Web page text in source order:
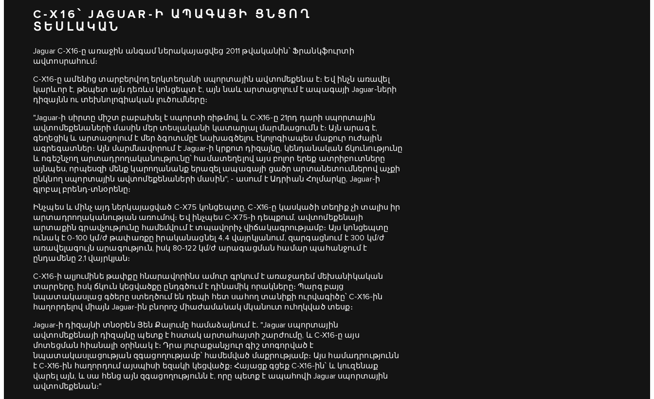
C‑X16՝ JAGUAR-Ի ԱՊԱԳԱՅԻ ՑՆՑՈՂ
ՏԵՍԼԱԿԱՆ
Jaguar C‑X16-ը առաջին անգամ ներակայացվեց 2011 թվականին՝ Ֆրանկֆուրտի
ավտոսրահում։
C‑X16-ը ամենից տարբերվող երկտեղանի սպորտային ավտոմեքենա է։ Եվ ինչն առավել
կարևոր է, թեպետ այն դեռևս կոնցեպտ է, այն նաև արտացոլում է ապագայի Jaguar-ների
դիզայնն ու տեխնոլոգիական լուծումները։
"Jaguar-ի սիրտը միշտ բաբախել է սպորտի ռիթմով, և C-X16-ը 21րդ դարի սպորտային
ավտոմեքենաների մասին մեր տեսլականի կատարյալ մարմնացումն է։ Այն արագ է,
գեղեցիկ և արտացոլում է մեր ձգոտւմըէ նախագծելու էկոլոգիապես մաքուր ուժային
ագրեգատներ։ Այն մարմնավորում է Jaguar-ի կրքոտ դիզայնը, կենդանական ճկունությունը
և ոգեշնչող արտադրողականությունը՝ համատեղելով այս բոլոր երեք ատրիբուտները
այնպես, որպեսզի մենք կարողանանք երազել ապագայի ցածր արտանետումներով աչքի
ընկնող սպորտային ավտոմեքենաների մասին", - ասում է Ադրիան Հոլմարկը, Jaguar-ի
գլոբալ բրենդ-տնօրենը։
Ինչպես և մինչ այդ ներկայացված C‑X75 կոնցեպտը, C‑X16-ը կասկածի տեղիք չի տալիս իր
արտադրողականության առումով։ Եվ ինչպես C‑X75-ի դեպքում, ավտոմեքենայի
արտաքին գրավչությունը համեմվում է տպավորիչ վիճակագրությամբ։ Այս կոնցեպտը
ունակ է 0-100 կմ/ժ թափառքը իրականացնել 4,4 վայրկյանում, զարգացնում է 300 կմ/ժ
առավելագույն արագություն, իսկ 80-122 կմ/ժ արագացման համար պահանջում է
ընդամենը 2,1 վայրկյան։
C‑X16-ի ալյումինե թափքը հնարավորինս ամուր գրկում է առաջադեմ մեխանիկական
տարրերը, իսկ ճկուն կեցվածքը ընդգծում է դինամիկ որակները։ Պարզ բայց
նպատակասլաց գծերը ստեղծում են դեպի հետ սահող տանիքի ուրվագիծը՝ C‑X16-ին
հաղորդելով միայն Jaguar-ին բնորոշ միաժամանակ մկանուտ ուհղկված տեսք։
Jaguar-ի դիզայնի տնօրեն Յեն Քալումը համաձայնում է․ "Jaguar սպորտային
ավտոմեքենայի դիզայնը պետք է հստակ արտահայտի շարժումը, և C-X16-ը այս
մոտեցման հիանալի օրինակ է։ Դրա յուրաքանչյուր գիշ տոգորված է
նպատակասլացության զգացողությամբ՝ համեմված մաքրությամբ։ Այս համադրությունն
է C-X16-ին հաղորդում այսպիսի եզակի կեցվածք։ Հայացք գցեք C-X16-ին՝ և կուզենաք
վարել այն, և սա հենց այն զգացողությունն է, որը պետք է ապահովի Jaguar սպորտային
ավտոմեքենան։"